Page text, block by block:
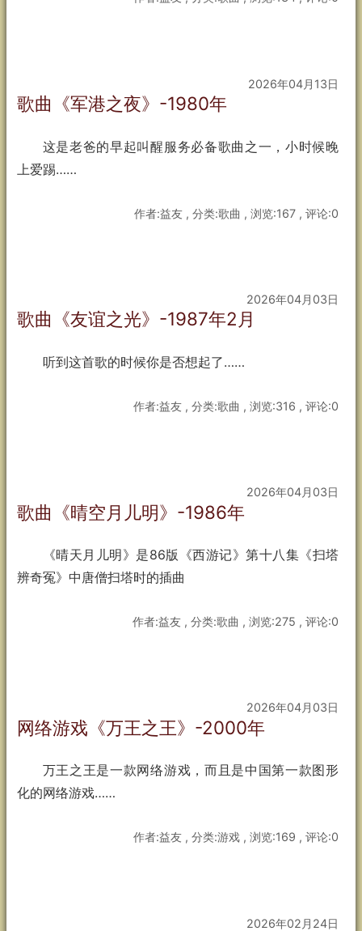
2026年04月13日
歌曲《军港之夜》-1980年
这是老爸的早起叫醒服务必备歌曲之一，小时候晚
上爱踢……
作者:益友 , 分类:歌曲 , 浏览:167 , 评论:0
2026年04月03日
歌曲《友谊之光》-1987年2月
听到这首歌的时候你是否想起了……
作者:益友 , 分类:歌曲 , 浏览:316 , 评论:0
2026年04月03日
歌曲《晴空月儿明》-1986年
《晴天月儿明》是86版《西游记》第十八集《扫塔
辨奇冤》中唐僧扫塔时的插曲
作者:益友 , 分类:歌曲 , 浏览:275 , 评论:0
2026年04月03日
网络游戏《万王之王》-2000年
万王之王是一款网络游戏，而且是中国第一款图形
化的网络游戏……
作者:益友 , 分类:游戏 , 浏览:169 , 评论:0
2026年02月24日